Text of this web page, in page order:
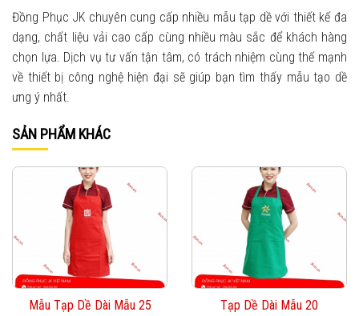
Đồng Phục JK chuyên cung cấp nhiều mẫu tạp dề với thiết kế đa
dạng, chất liệu vải cao cấp cùng nhiều màu sắc để khách hàng
chọn lựa. Dịch vụ tư vấn tận tâm, có trách nhiệm cùng thế mạnh
về thiết bị công nghệ hiện đại sẽ giúp bạn tìm thấy mẫu tạo dề
ưng ý nhất.
SẢN PHẨM KHÁC
Mẫu Tạp Dề Dài Mẫu 25
Tạp Dề Dài Mẫu 20